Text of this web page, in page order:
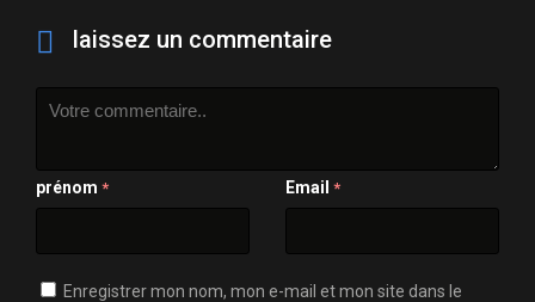
laissez un commentaire
prénom * Email *
Enregistrer mon nom, mon e-mail et mon site dans le